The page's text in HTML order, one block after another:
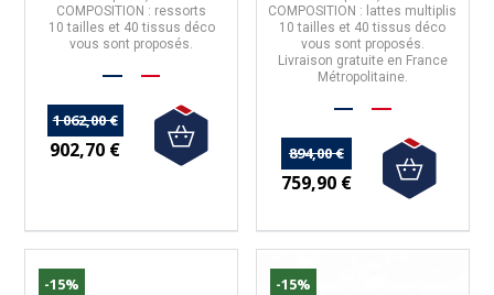
COMPOSITION : ressorts
10 tailles et 40 tissus déco
vous sont proposés.
1 062,00 €
902,70 €
COMPOSITION : lattes multiplis
10 tailles et 40 tissus déco
vous sont proposés.
Livraison gratuite en France
Métropolitaine.
894,00 €
759,90 €
-15% -15%